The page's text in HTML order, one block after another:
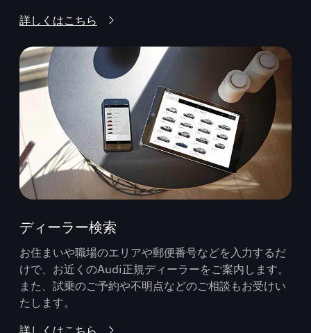
詳しくはこちら
ディーラー検索
お住まいや職場のエリアや郵便番号などを入力するだ
けで、お近くのAudi正規ディーラーをご案内します。
また、試乗のご予約や不明点などのご相談もお受けい
たします。
詳しくはこちら